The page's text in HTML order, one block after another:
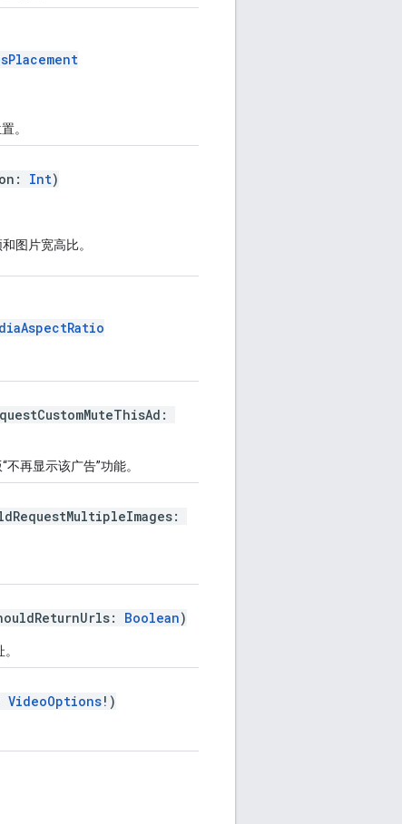
。
Int)
图片宽高比。
不再显示该广告”功能。
Boolean)
VideoOptions!)